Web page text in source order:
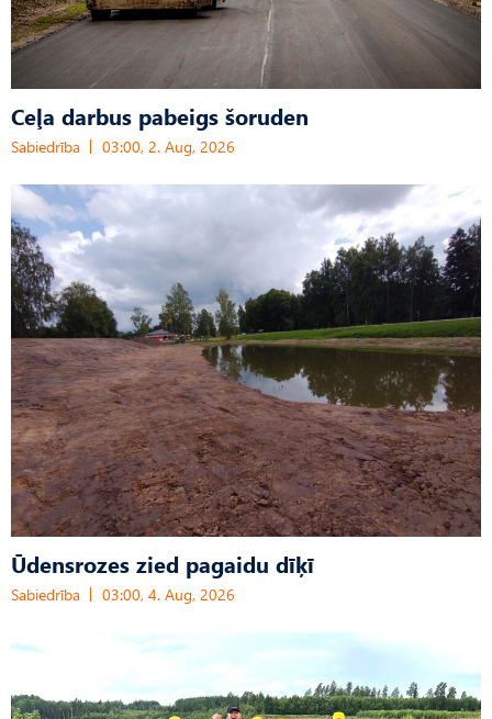
Ceļa darbus pabeigs šoruden
Sabiedrība 03:00, 2. Aug, 2026
Ūdensrozes zied pagaidu dīķī
Sabiedrība 03:00, 4. Aug, 2026